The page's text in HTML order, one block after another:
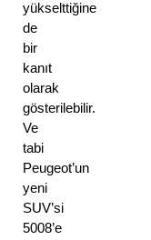
yükselttiğine
de
bir
kanıt
olarak
gösterilebilir.
Ve
tabi
Peugeot’un
yeni
SUV’si
5008’e